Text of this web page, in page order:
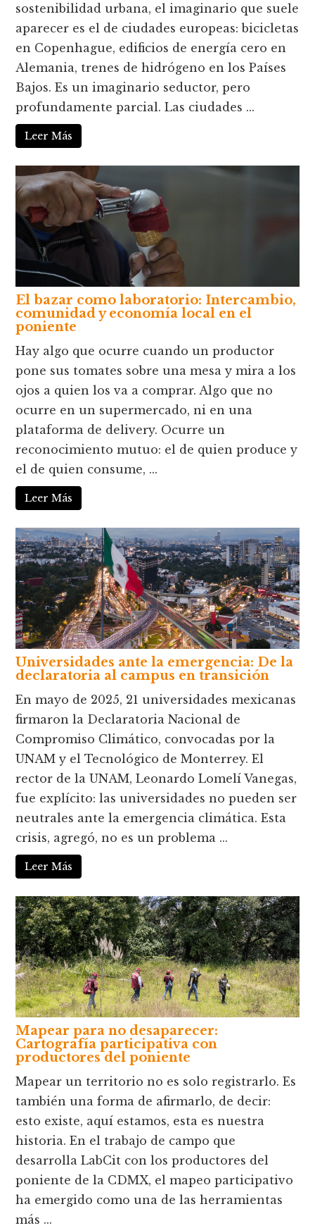
sostenibilidad urbana, el imaginario que suele
aparecer es el de ciudades europeas: bicicletas
en Copenhague, edificios de energía cero en
Alemania, trenes de hidrógeno en los Países
Bajos. Es un imaginario seductor, pero
profundamente parcial. Las ciudades ...
Leer Más
El bazar como laboratorio: Intercambio,
comunidad y economía local en el
poniente
Hay algo que ocurre cuando un productor
pone sus tomates sobre una mesa y mira a los
ojos a quien los va a comprar. Algo que no
ocurre en un supermercado, ni en una
plataforma de delivery. Ocurre un
reconocimiento mutuo: el de quien produce y
el de quien consume, ...
Leer Más
Universidades ante la emergencia: De la
declaratoria al campus en transición
En mayo de 2025, 21 universidades mexicanas
firmaron la Declaratoria Nacional de
Compromiso Climático, convocadas por la
UNAM y el Tecnológico de Monterrey. El
rector de la UNAM, Leonardo Lomelí Vanegas,
fue explícito: las universidades no pueden ser
neutrales ante la emergencia climática. Esta
crisis, agregó, no es un problema ...
Leer Más
Mapear para no desaparecer:
Cartografía participativa con
productores del poniente
Mapear un territorio no es solo registrarlo. Es
también una forma de afirmarlo, de decir:
esto existe, aquí estamos, esta es nuestra
historia. En el trabajo de campo que
desarrolla LabCit con los productores del
poniente de la CDMX, el mapeo participativo
ha emergido como una de las herramientas
más ...